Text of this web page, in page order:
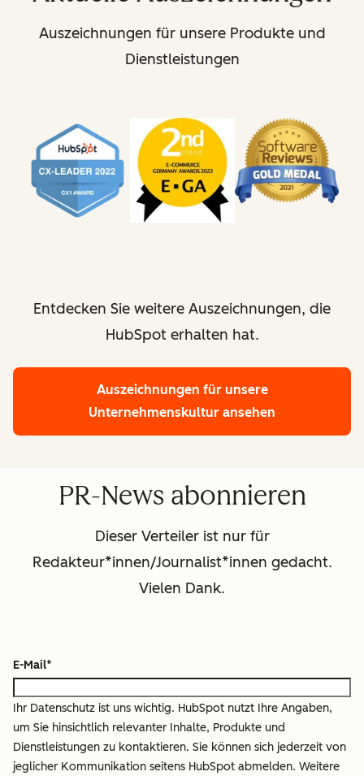
Auszeichnungen für unsere Produkte und
Dienstleistungen
Entdecken Sie weitere Auszeichnungen, die
HubSpot erhalten hat.
Auszeichnungen für unsere
Unternehmenskultur ansehen
PR-News abonnieren
Dieser Verteiler ist nur für
Redakteur*innen/Journalist*innen gedacht.
Vielen Dank.
E-Mail*
Ihr Datenschutz ist uns wichtig. HubSpot nutzt Ihre Angaben,
um Sie hinsichtlich relevanter Inhalte, Produkte und
Dienstleistungen zu kontaktieren. Sie können sich jederzeit von
jeglicher Kommunikation seitens HubSpot abmelden. Weitere